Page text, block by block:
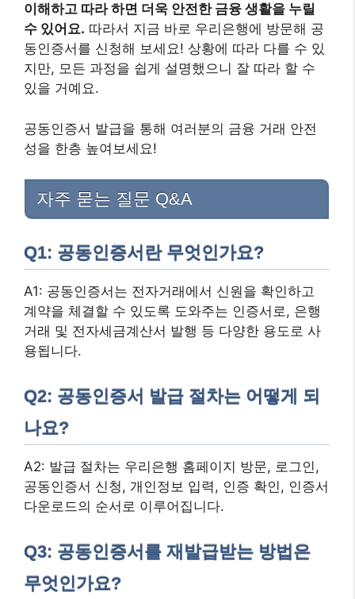
이해하고 따라 하면 더욱 안전한 금융 생활을 누릴
수 있어요. 따라서 지금 바로 우리은행에 방문해 공
동인증서를 신청해 보세요! 상황에 따라 다를 수 있
지만, 모든 과정을 쉽게 설명했으니 잘 따라 할 수
있을 거예요.
공동인증서 발급을 통해 여러분의 금융 거래 안전
성을 한층 높여보세요!
자주 묻는 질문 Q&A
Q1: 공동인증서란 무엇인가요?
A1: 공동인증서는 전자거래에서 신원을 확인하고
계약을 체결할 수 있도록 도와주는 인증서로, 은행
거래 및 전자세금계산서 발행 등 다양한 용도로 사
용됩니다.
Q2: 공동인증서 발급 절차는 어떻게 되
나요?
A2: 발급 절차는 우리은행 홈페이지 방문, 로그인,
공동인증서 신청, 개인정보 입력, 인증 확인, 인증서
다운로드의 순서로 이루어집니다.
Q3: 공동인증서를 재발급받는 방법은
무엇인가요?